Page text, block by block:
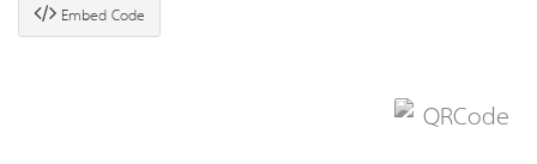
Embed Code